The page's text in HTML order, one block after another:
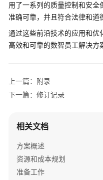
理
平
搭
境
电
铺
理
环
境
用了一系列的质量控制和安
准确可靠，并且符合法律和道
通过这些前沿技术的应用和优
高效和可靠的数智员工解决方
上一篇：附录
下一篇：修订记录
相关文档
方案概述
资源和成本规划
准备工作